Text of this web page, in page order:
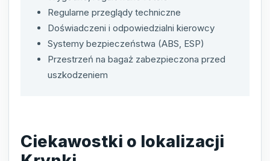
Regularne przeglądy techniczne
Doświadczeni i odpowiedzialni kierowcy
Systemy bezpieczeństwa (ABS, ESP)
Przestrzeń na bagaż zabezpieczona przed
uszkodzeniem
Ciekawostki o lokalizacji